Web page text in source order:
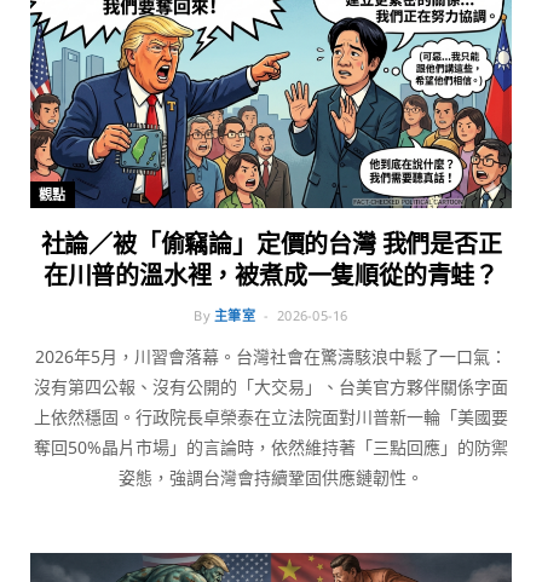
觀點
社論／被「偷竊論」定價的台灣 我們是否正
在川普的溫水裡，被煮成一隻順從的青蛙？
By 主筆室 2026-05-16
2026年5月，川習會落幕。台灣社會在驚濤駭浪中鬆了一口氣：
沒有第四公報、沒有公開的「大交易」、台美官方夥伴關係字面
上依然穩固。行政院長卓榮泰在立法院面對川普新一輪「美國要
奪回50%晶片市場」的言論時，依然維持著「三點回應」的防禦
姿態，強調台灣會持續鞏固供應鏈韌性。